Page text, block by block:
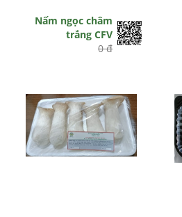
Nấm ngọc châm
trắng CFV
0 đ